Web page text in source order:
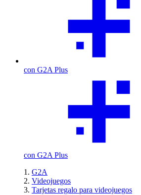
con G2A Plus
con G2A Plus
G2A
Videojuegos
Tarjetas regalo para videojuegos